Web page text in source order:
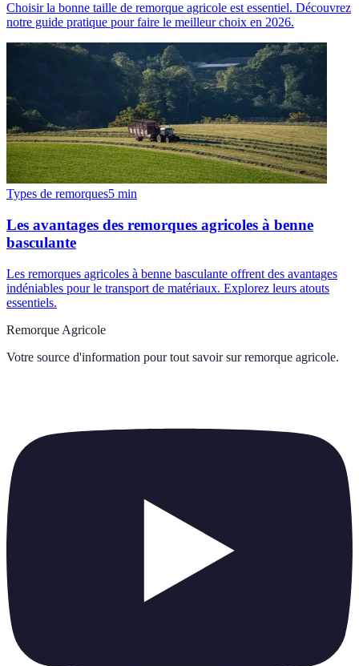
Choisir la bonne taille de remorque agricole est essentiel. Découvrez
notre guide pratique pour faire le meilleur choix en 2026.
Types de remorques5 min
Les avantages des remorques agricoles à benne
basculante
Les remorques agricoles à benne basculante offrent des avantages
indéniables pour le transport de matériaux. Explorez leurs atouts
essentiels.
Remorque Agricole
Votre source d'information pour tout savoir sur remorque agricole.